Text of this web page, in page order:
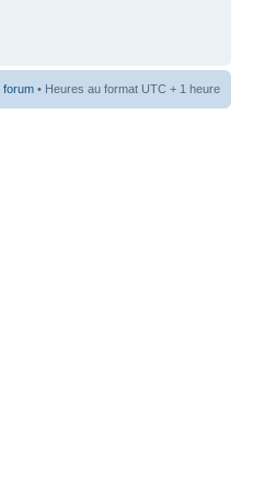
forum • Heures au format UTC + 1 heure